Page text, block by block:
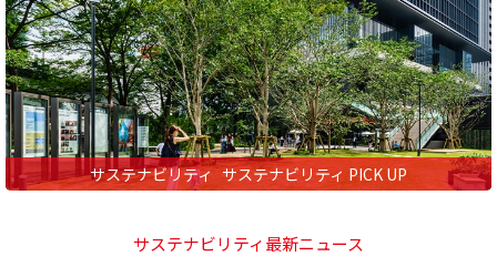
サステナビリティ サステナビリティ PICK UP
サステナビリティ最新ニュース